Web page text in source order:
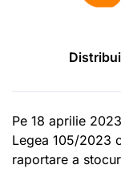
Pe 18 aprilie
Legea 105/2023
raportare a